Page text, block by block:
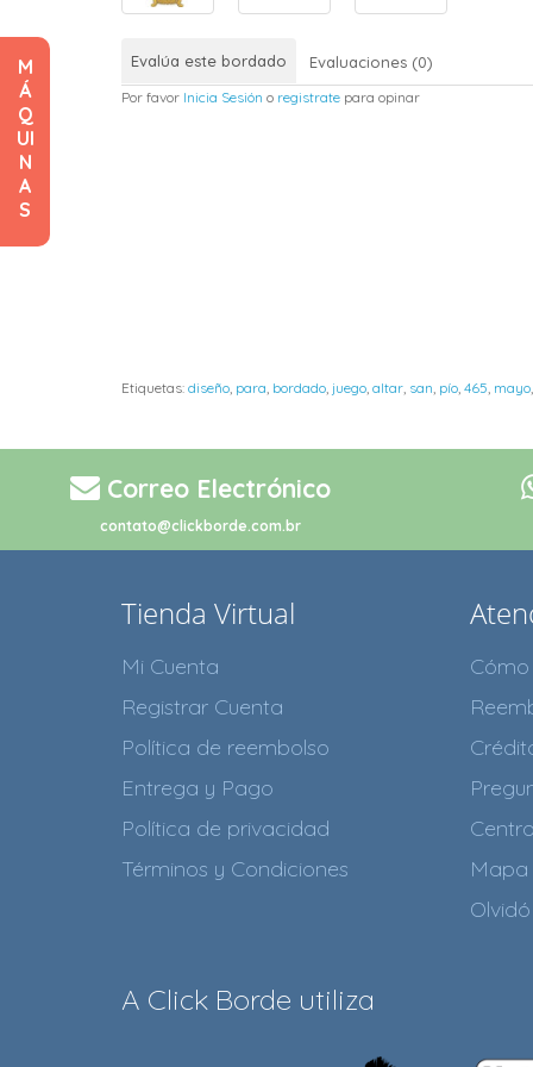
M
Á
Q
UI
N
A
S
Evalúa este bordado Evaluaciones (0)
Por favor Inicia Sesión o registrate para opinar
Etiquetas: diseño para bordado juego altar san pío 465 mayo
Correo Electrónico
contato@clickborde.com.br
Tienda Virtual
Mi Cuenta
Registrar Cuenta
Política de reembolso
Entrega y Pago
Política de privacidad
Términos y Condiciones
Mapa
A Click Borde utiliza